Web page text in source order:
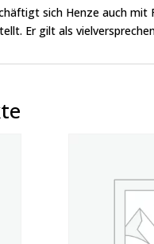
sich Henze auch
Er gilt als